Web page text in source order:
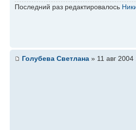
Последний раз редактировалось
Голубева Светлана » 11 авг 2004